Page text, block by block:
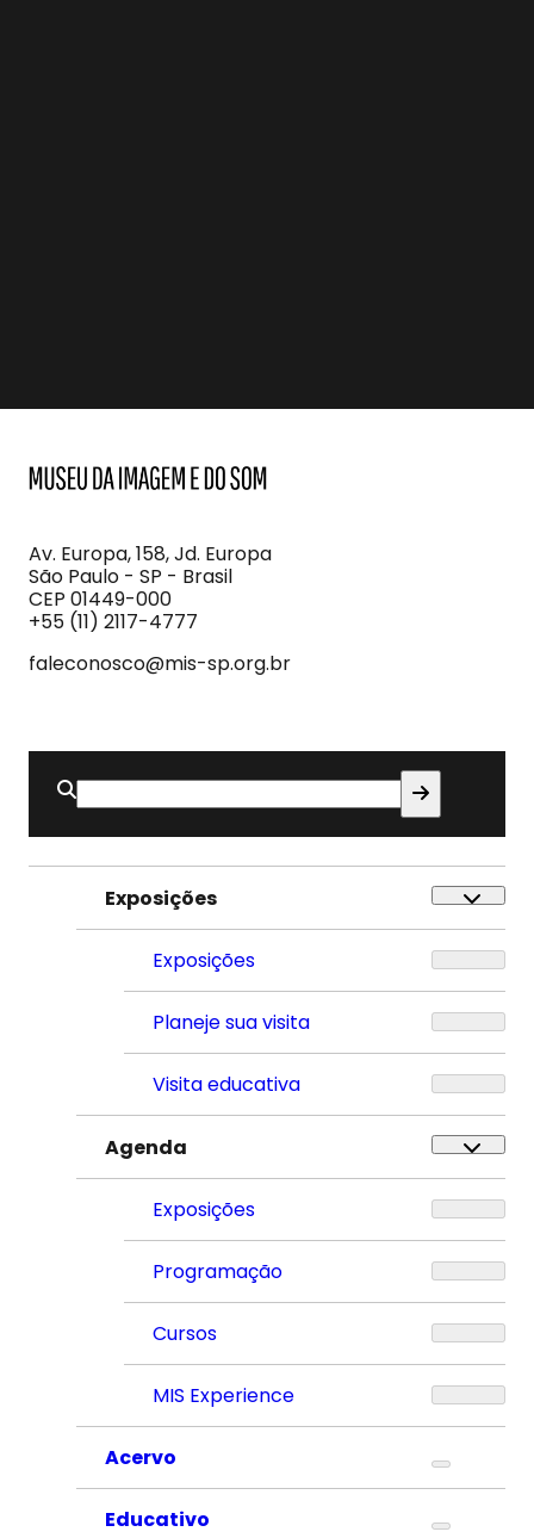
Imagem
e
do
Som
Av. Europa, 158, Jd. Europa
São Paulo - SP - Brasil
CEP 01449-000
+55 (11) 2117-4777
faleconosco@mis-sp.org.br
Buscar
por:
Exposições
Exposições
Planeje sua visita
Visita educativa
Agenda
Exposições
Programação
Cursos
MIS Experience
Acervo
Educativo